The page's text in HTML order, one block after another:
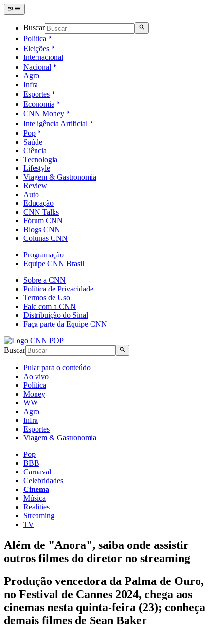
Buscar
Política
Eleições
Internacional
Nacional
Agro
Infra
Esportes
Economia
CNN Money
Inteligência Artificial
Pop
Saúde
Ciência
Tecnologia
Lifestyle
Viagem & Gastronomia
Review
Auto
Educação
CNN Talks
Fórum CNN
Blogs CNN
Colunas CNN
Programação
Equipe CNN Brasil
Sobre a CNN
Política de Privacidade
Termos de Uso
Fale com a CNN
Distribuição do Sinal
Faça parte da Equipe CNN
Buscar
Pular para o conteúdo
Ao vivo
Política
Money
WW
Agro
Infra
Esportes
Viagem & Gastronomia
Pop
BBB
Carnaval
Celebridades
Cinema
Música
Realities
Streaming
TV
Além de "Anora", saiba onde assistir
outros filmes do diretor no streaming
Produção vencedora da Palma de Ouro,
no Festival de Cannes 2024, chega aos
cinemas nesta quinta-feira (23); conheça
demais filmes de Sean Baker